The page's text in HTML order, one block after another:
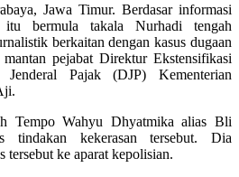
Jawa Timur. Berdasar informasi
bermula takala Nurhadi tengah
berkaitan dengan kasus dugaan
pejabat Direktur Ekstensifikasi
Pajak (DJP) Kementerian
Tempo Wahyu Dhyatmika alias Bli
tindakan kekerasan tersebut. Dia
tersebut ke aparat kepolisian.